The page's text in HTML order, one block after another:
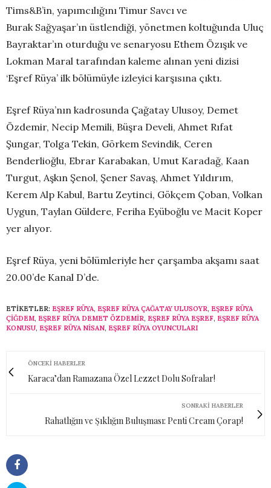
Tims&B’in, yapımcılığını Timur Savcı ve
Burak Sağyaşar’ın üstlendiği, yönetmen koltuğunda Uluç
Bayraktar’ın oturduğu ve senaryosu Ethem Özışık ve
Lokman Maral tarafından kaleme alınan yeni dizisi
‘Eşref Rüya’ ilk bölümüyle izleyici karşısına çıktı.
Eşref Rüya’nın kadrosunda Çağatay Ulusoy, Demet
Özdemir, Necip Memili, Büşra Develi, Ahmet Rıfat
Şungar, Tolga Tekin, Görkem Sevindik, Ceren
Benderlioğlu, Ebrar Karabakan, Umut Karadağ, Kaan
Turgut, Aşkın Şenol, Şener Savaş, Ahmet Yıldırım,
Kerem Alp Kabul, Bartu Zeytinci, Gökçem Çoban, Volkan
Uygun, Taylan Güldere, Feriha Eyüboğlu ve Macit Koper
yer alıyor.
Eşref Rüya, yeni bölümleriyle her çarşamba akşamı saat
20.00’de Kanal D’de.
ETIKETLER: EŞREF RÜYA, EŞREF RÜYA ÇAĞATAY ULUSOYR, EŞREF RÜYA
ÇIĞDEM, EŞREF RÜYA DEMET ÖZDEMIR, EŞREF RÜYA EŞREF, EŞREF RÜYA
KONUSU, EŞREF RÜYA NISAN, EŞREF RÜYA OYUNCULARI
ÖNCEKI HABERLER
Karaca’dan Ramazana Özel Lezzet Dolu Sofralar!
SONRAKI HABERLER
Rahatlığın ve Şıklığın Buluşması: Penti Cream Çorap!